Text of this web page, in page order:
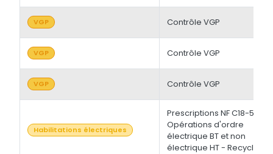
VGP Contrôle VGP
VGP Contrôle VGP
VGP Contrôle VGP
Habilitations électriques
Prescriptions NF C18-510 -
Opérations d'ordre
électrique BT et non
électrique HT - Recyclage